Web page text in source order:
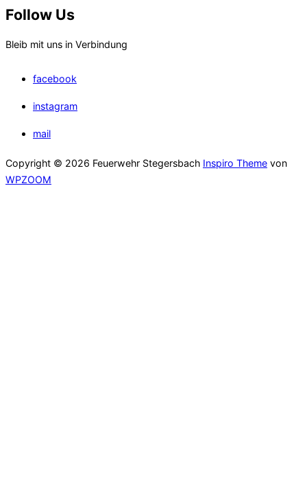
Follow Us
Bleib mit uns in Verbindung
facebook
instagram
mail
Copyright © 2026 Feuerwehr Stegersbach Inspiro Theme von
WPZOOM